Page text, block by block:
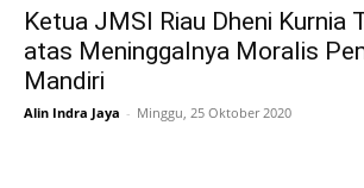
Ketua JMSI Riau Dheni Kurnia
atas Meninggalnya Moralis
Mandiri
Alin Indra Jaya - Minggu, 25 Oktober 2020